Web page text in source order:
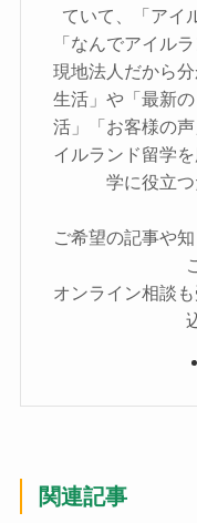
ていて、「アイ
「なんでアイル
現地法人だから
生活」や「最新
活」「お客様の
イルランド留学
学に役立つ
ご希望の記事や
オンライン相談
関連記事